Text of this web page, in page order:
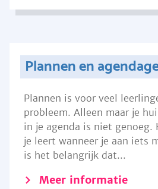
Plannen en
Plannen is voor veel
probleem. Alleen maar je
in je agenda is niet genoeg.
je leert wanneer je aan iets
is het belangrijk dat...
Meer informatie